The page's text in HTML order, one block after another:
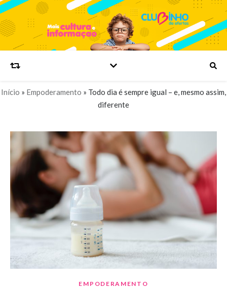
Início » Empoderamento » Todo dia é sempre igual – e, mesmo assim,
diferente
EMPODERAMENTO